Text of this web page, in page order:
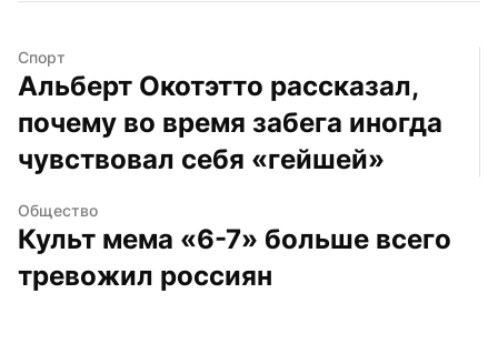
Спорт
Альберт Окотэтто рассказал,
почему во время забега иногда
чувствовал себя «гейшей»
Общество
Культ мема «6-7» больше всего
тревожил россиян